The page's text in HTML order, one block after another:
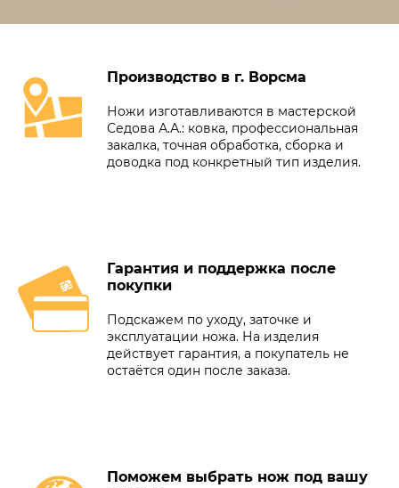
Производство в г. Ворсма
Ножи изготавливаются в мастерской
Седова А.А.: ковка, профессиональная
закалка, точная обработка, сборка и
доводка под конкретный тип изделия.
Гарантия и поддержка после
покупки
Подскажем по уходу, заточке и
эксплуатации ножа. На изделия
действует гарантия, а покупатель не
остаётся один после заказа.
Поможем выбрать нож под вашу